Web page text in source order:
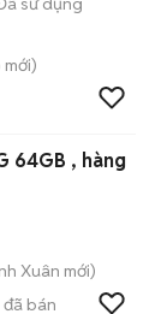
mới)
64GB , hàng
Xuân mới)
đã bán